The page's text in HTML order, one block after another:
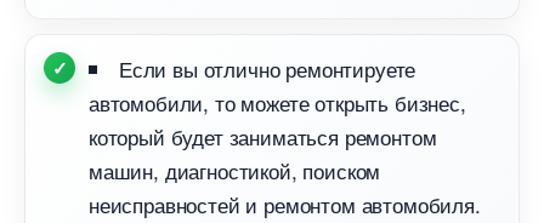
Если вы отлично ремонтируете
автомобили, то можете открыть бизнес,
который будет заниматься ремонтом
машин, диагностикой, поиском
неисправностей и ремонтом автомобиля.